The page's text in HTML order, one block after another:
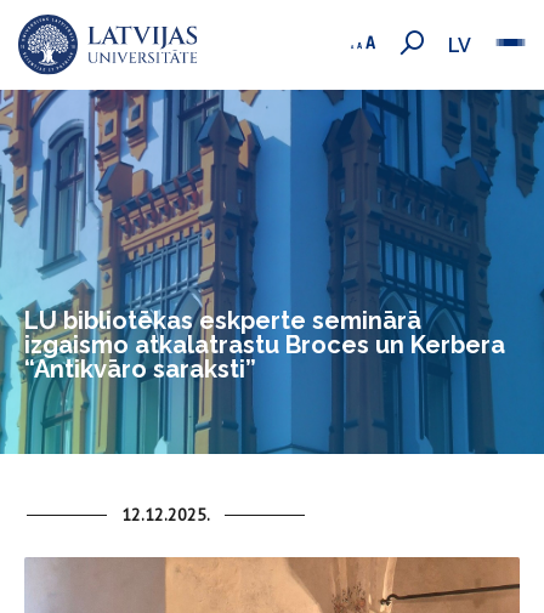
LV
LU bibliotēkas eskperte seminārā
izgaismo atkalatrastu Broces un Kerbera
“Antikvāro saraksti”
12.12.2025.